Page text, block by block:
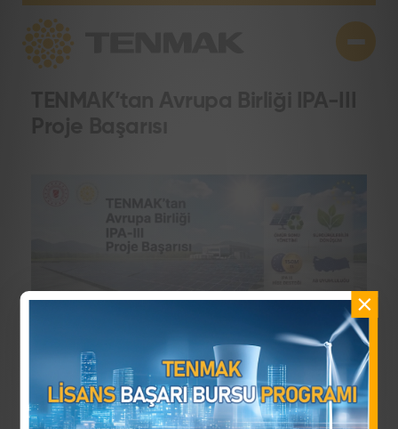
24 Haziran 2026 Paylaş
TENMAK Temiz Enerji Araştırma Enstitüsü (TEMEN)
tarafından hazırlanan Güneş Enerjisi Panellerinin